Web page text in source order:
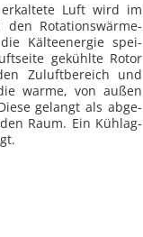
Luft wird im
den Ro­ta­ti­ons­wär­me­
Käl­teen­er­gie spei­
ge­kühl­te Rotor
Zu­luft­be­reich und
warme, von außen
ge­langt als ab­ge­
Raum. Ein Kühl­ag­